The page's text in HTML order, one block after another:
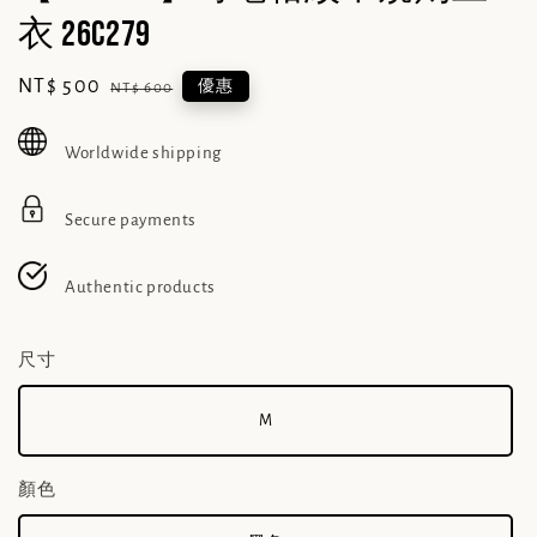
衣 26C279
Sale
NT$ 500 Regular
NT$ 600 優惠
Worldwide shipping
Secure payments
Authentic products
尺寸
M
顏色